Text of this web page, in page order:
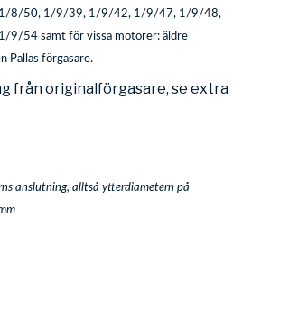
8/50, 1/9/39, 1/9/42, 1/9/47, 1/9/48,
54 samt för vissa motorer: äldre
Pallas förgasare.
från originalförgasare, se extra
anslutning, alltså ytterdiametern på